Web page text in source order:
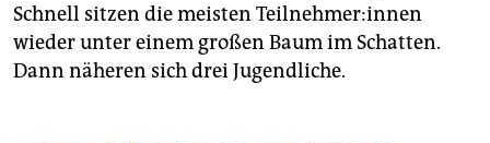
Schnell sitzen die meisten Teil­neh­me­r:in­nen
wieder unter einem großen Baum im Schatten.
Dann näheren sich drei Jugendliche.